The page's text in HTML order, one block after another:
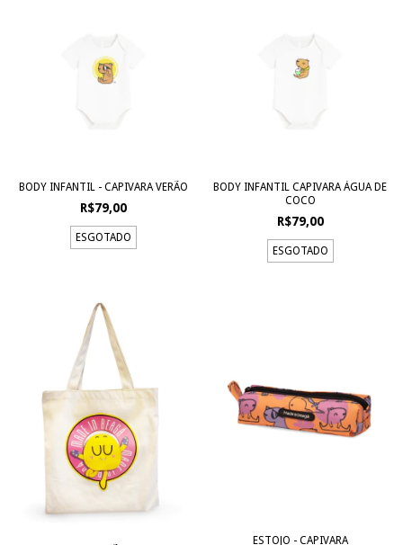
BODY INFANTIL - CAPIVARA VERÃO
R$79,00
ESGOTADO
BODY INFANTIL CAPIVARA ÁGUA DE
COCO
R$79,00
ESGOTADO
ESTOJO - CAPIVARA